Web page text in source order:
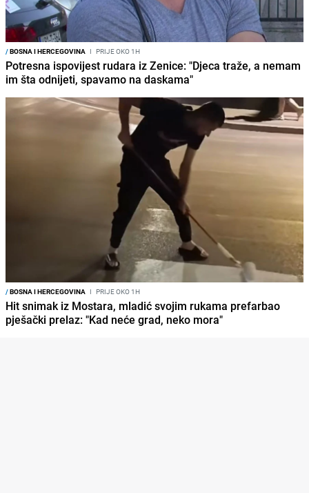
/BOSNA I HERCEGOVINA I PRIJE OKO 1H
Potresna ispovijest rudara iz Zenice: "Djeca traže, a nemam
im šta odnijeti, spavamo na daskama"
/BOSNA I HERCEGOVINA I PRIJE OKO 1H
Hit snimak iz Mostara, mladić svojim rukama prefarbao
pješački prelaz: "Kad neće grad, neko mora"